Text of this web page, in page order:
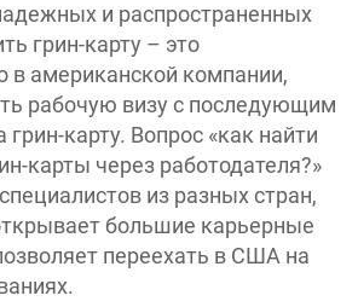
и распространенных
грин-карту – это
в американской компании,
рабочую визу с последующим
грин-карту. Вопрос «‎как найти
карты через работодателя?»‎
из разных стран,
большие карьерные
переехать в США на